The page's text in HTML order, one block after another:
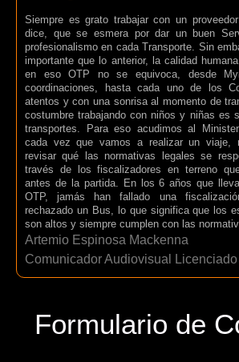
Siempre es grato trabajar con un
dice, que se esmera por dar un buen
profesionalismo en cada Transporte. Sin
importante que lo anterior, la calidad
en eso OTP no se equivoca, desde
coordinaciones, hasta cada uno de los
atentos y con una sonrisa al momento de
costumbre trabajando con niños y niñas es
transportes. Para eso acudimos al
cada vez que vamos a realizar un viaje,
revisar qué las normativas legales se
través de los fiscalizadores en terreno
antes de la partida. En los 6 años que
OTP, jamás han fallado una
rechazado un Bus, lo que significa que los
son altos y siempre cumplen con las
Artemio Espinosa Mackenna
Comunicador Audiovisual
Formulario de